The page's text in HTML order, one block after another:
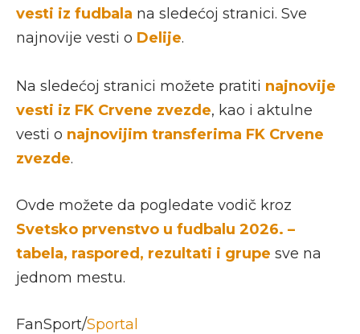
vesti iz fudbala na sledećoj stranici. Sve
najnovije vesti o Delije.
Na sledećoj stranici možete pratiti najnovije
vesti iz FK Crvene zvezde, kao i aktulne
vesti o najnovijim transferima FK Crvene
zvezde.
Ovde možete da pogledate vodič kroz
Svetsko prvenstvo u fudbalu 2026. –
tabela, raspored, rezultati i grupe sve na
jednom mestu.
FanSport/Sportal